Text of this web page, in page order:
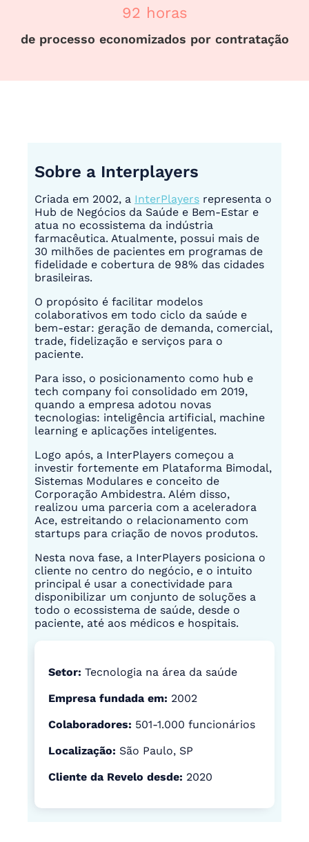
92 horas
de processo economizados por contratação
Sobre a Interplayers
Criada em 2002, a InterPlayers representa o
Hub de Negócios da Saúde e Bem-Estar e
atua no ecossistema da indústria
farmacêutica. Atualmente, possui mais de
30 milhões de pacientes em programas de
fidelidade e cobertura de 98% das cidades
brasileiras.
O propósito é facilitar modelos
colaborativos em todo ciclo da saúde e
bem-estar: geração de demanda, comercial,
trade, fidelização e serviços para o
paciente.
Para isso, o posicionamento como hub e
tech company foi consolidado em 2019,
quando a empresa adotou novas
tecnologias: inteligência artificial, machine
learning e aplicações inteligentes.
Logo após, a InterPlayers começou a
investir fortemente em Plataforma Bimodal,
Sistemas Modulares e conceito de
Corporação Ambidestra. Além disso,
realizou uma parceria com a aceleradora
Ace, estreitando o relacionamento com
startups para criação de novos produtos.
Nesta nova fase, a InterPlayers posiciona o
cliente no centro do negócio, e o intuito
principal é usar a conectividade para
disponibilizar um conjunto de soluções a
todo o ecossistema de saúde, desde o
paciente, até aos médicos e hospitais.
Setor: Tecnologia na área da saúde
Empresa fundada em: 2002
Colaboradores: 501-1.000 funcionários
Localização: São Paulo, SP
Cliente da Revelo desde: 2020